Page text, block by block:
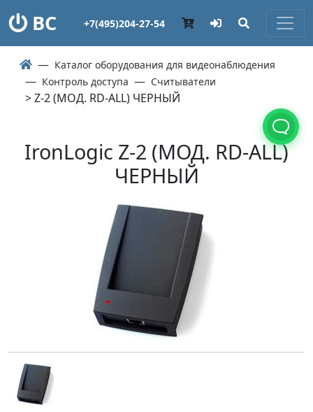
ВС +7(495)204-27-54
Каталог оборудования для видеонаблюдения
Контроль доступа
Считыватели
> Z-2 (МОД. RD-ALL) ЧЕРНЫЙ
IronLogic Z-2 (МОД. RD-ALL)
ЧЕРНЫЙ